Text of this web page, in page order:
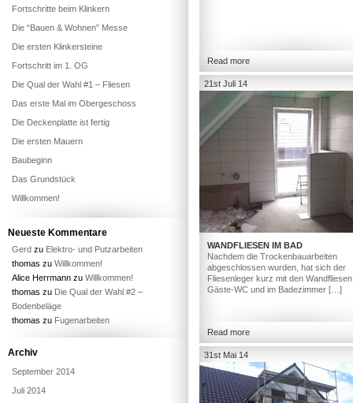
Read more
21st Juli 14
WANDFLIESEN IM BAD
Nachdem die Trockenbauarbeiten
abgeschlossen wurden, hat sich der
Fliesenleger kurz mit den
Gäste-WC und im Badezimmer […]
Read more
31st Mai 14
Fortschritte beim Klinkern
Die “Bauen & Wohnen” Messe
Die ersten Klinkersteine
Fortschritt im 1. OG
Die Qual der Wahl #1 – Fliesen
Das erste Mal im Obergeschoss
Die Deckenplatte ist fertig
Die ersten Mauern
Baubeginn
Das Grundstück
Willkommen!
Neueste Kommentare
Gerd zu Elektro- und Putzarbeiten
thomas zu Willkommen!
Alice Herrmann zu Willkommen!
thomas zu Die Qual der Wahl #2 –
Bodenbeläge
thomas zu Fugenarbeiten
Archiv
September 2014
Juli 2014